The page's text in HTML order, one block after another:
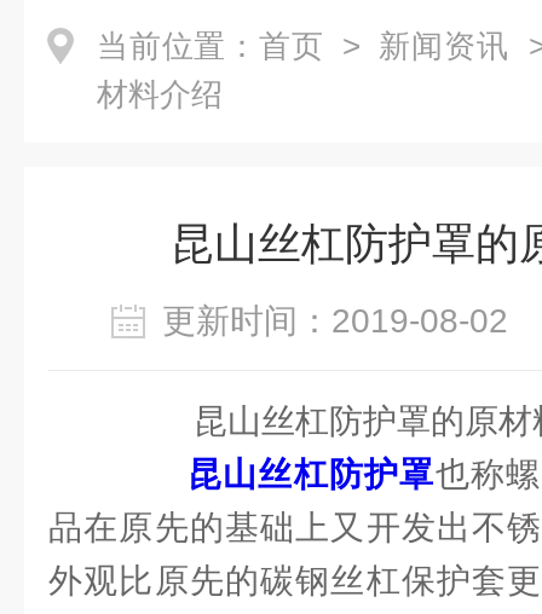
当前位置： 首页 > 新闻资讯
材料介绍
昆山丝杠防护罩的
更新时间：2019-08-
昆山丝杠防护罩的原材
昆山丝杠防护罩也称
品在原先的基础上又开发出不
外观比原先的碳钢丝杠保护套